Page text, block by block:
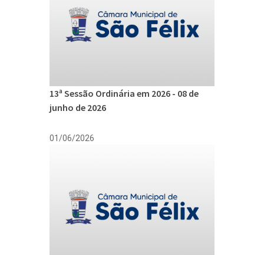
13ª Sessão Ordinária em 2026 - 08 de
junho de 2026
01/06/2026